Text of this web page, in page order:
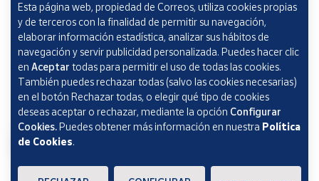
Información y ayuda
Correos Market
Esta página web, propiedad de Correos, utiliza cookies propias
y de terceros con la finalidad de permitir su navegación,
elaborar información estadística, analizar sus hábitos de
navegación y servir publicidad personalizada. Puedes hacer clic
en Aceptar todas para permitir el uso de todas las cookies.
También puedes rechazar todas (salvo las cookies necesarias)
en el botón Rechazar todas, o elegir qué tipo de cookies
deseas aceptar o rechazar, mediante la opción Configurar
Cookies.Puedes obtener más información en nuestra Política
de Cookies.